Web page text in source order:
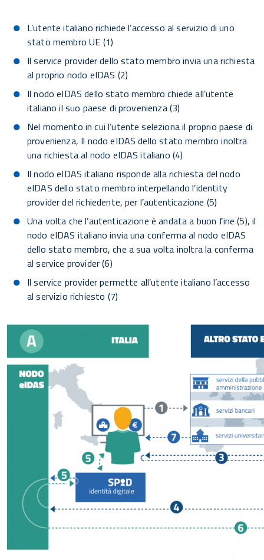
L’utente italiano richiede l’accesso al servizio di uno
stato membro UE (1)
Il service provider dello stato membro invia una richiesta
al proprio nodo eIDAS (2)
Il nodo eIDAS dello stato membro chiede all’utente
italiano il suo paese di provenienza (3)
Nel momento in cui l’utente seleziona il proprio paese di
provenienza, Il nodo eIDAS dello stato membro inoltra
una richiesta al nodo eIDAS italiano (4)
Il nodo eIDAS italiano risponde alla richiesta del nodo
eIDAS dello stato membro interpellando l’identity
provider del richiedente, per l’autenticazione (5)
Una volta che l’autenticazione è andata a buon fine (5), il
nodo eIDAS italiano invia una conferma al nodo eIDAS
dello stato membro, che a sua volta inoltra la conferma
al service provider (6)
Il service provider permette all’utente italiano l’accesso
al servizio richiesto (7)